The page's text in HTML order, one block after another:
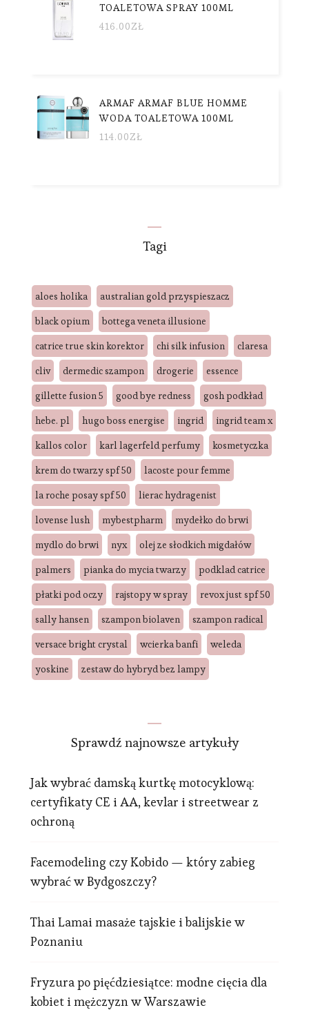
TOALETOWA SPRAY 100ML
416.00ZŁ
ARMAF ARMAF BLUE HOMME
WODA TOALETOWA 100ML
114.00ZŁ
Tagi
aloes holika
australian gold przyspieszacz
black opium
bottega veneta illusione
catrice true skin korektor
chi silk infusion
claresa
cliv
dermedic szampon drogerie
essence
gillette fusion 5
good bye redness
gosh podkład
hebe. pl
hugo boss energise ingrid
ingrid team x
kallos color
karl lagerfeld perfumy
kosmetyczka
krem do twarzy spf 50
lacoste pour femme
la roche posay spf 50
lierac hydragenist
lovense lush
mybestpharm
mydełko do brwi
mydlo do brwi
nyx
olej ze słodkich migdałów
palmers
pianka do mycia twarzy
podklad catrice
płatki pod oczy
rajstopy w spray
revox just spf 50
sally hansen
szampon biolaven
szampon radical
versace bright crystal
wcierka banfi
weleda
yoskine
zestaw do hybryd bez lampy
Sprawdź najnowsze artykuły
Jak wybrać damską kurtkę motocyklową:
certyfikaty CE i AA, kevlar i streetwear z
ochroną
Facemodeling czy Kobido — który zabieg
wybrać w Bydgoszczy?
Thai Lamai masaże tajskie i balijskie w
Poznaniu
Fryzura po pięćdziesiątce: modne cięcia dla
kobiet i mężczyzn w Warszawie